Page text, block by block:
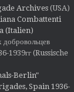
Archives(USA)
Combattenti
(Italien)
1939гг (Russische
Berlin"
Spain 1936-